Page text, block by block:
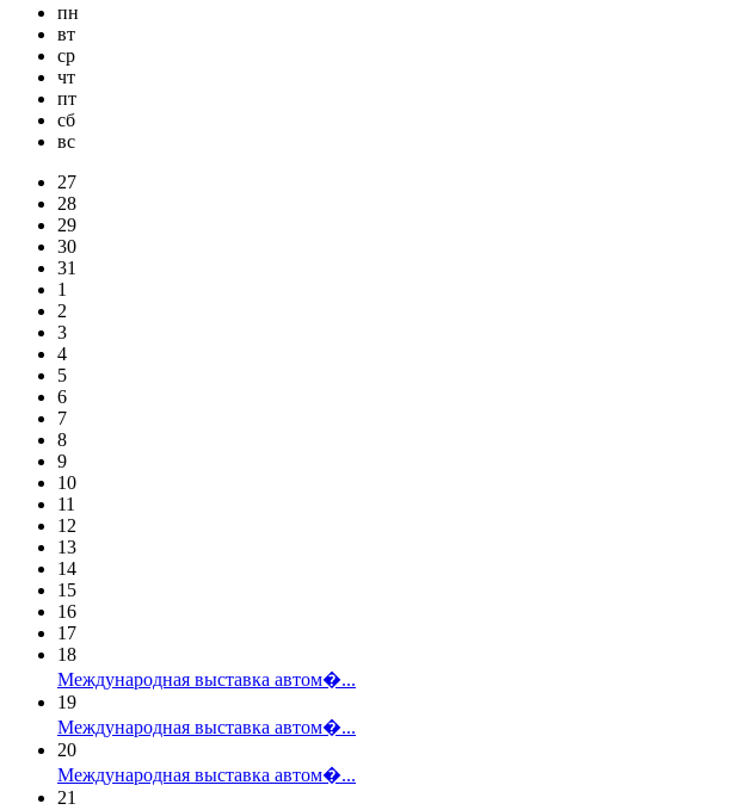
пн
вт
ср
чт
пт
сб
вс
27
28
29
30
31
1
2
3
4
5
6
7
8
9
10
11
12
13
14
15
16
17
18
Международная выставка автом�...
19
Международная выставка автом�...
20
Международная выставка автом�...
21